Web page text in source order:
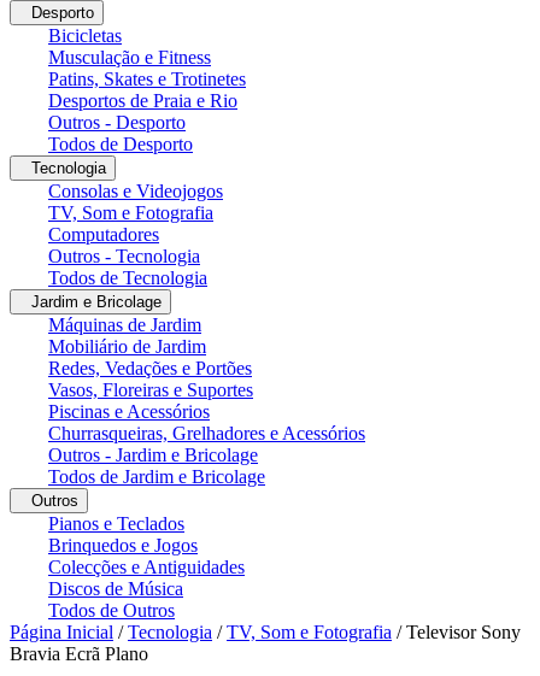
Desporto
Bicicletas
Musculação e Fitness
Patins, Skates e Trotinetes
Desportos de Praia e Rio
Outros - Desporto
Todos de Desporto
Tecnologia
Consolas e Videojogos
TV, Som e Fotografia
Computadores
Outros - Tecnologia
Todos de Tecnologia
Jardim e Bricolage
Máquinas de Jardim
Mobiliário de Jardim
Redes, Vedações e Portões
Vasos, Floreiras e Suportes
Piscinas e Acessórios
Churrasqueiras, Grelhadores e Acessórios
Outros - Jardim e Bricolage
Todos de Jardim e Bricolage
Outros
Pianos e Teclados
Brinquedos e Jogos
Colecções e Antiguidades
Discos de Música
Todos de Outros
Página Inicial /Tecnologia /TV, Som e Fotografia /Televisor Sony
Bravia Ecrã Plano